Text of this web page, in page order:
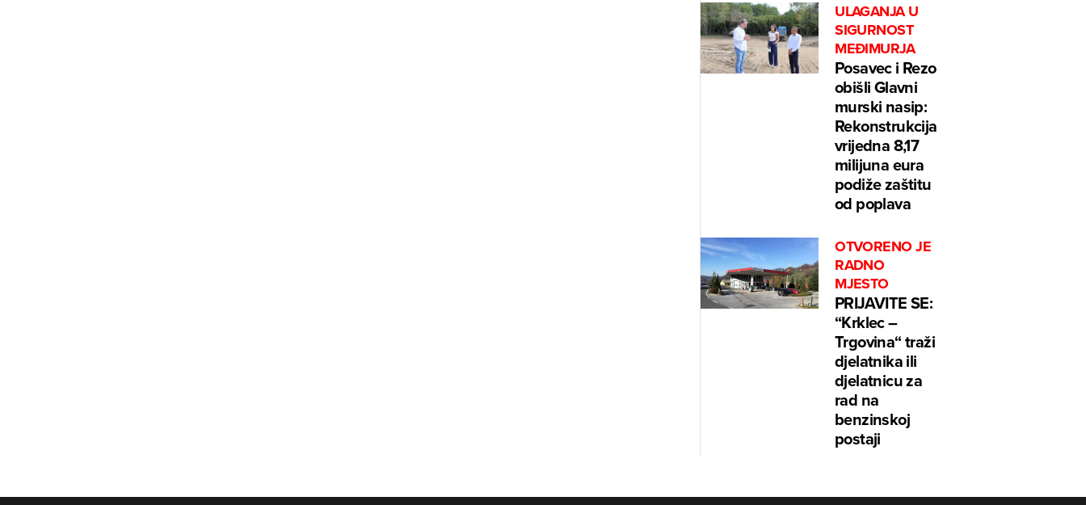
ULAGANJA U
SIGURNOST
MEĐIMURJA
Posavec i Rezo
obišli Glavni
murski nasip:
Rekonstrukcija
vrijedna 8,17
milijuna eura
podiže zaštitu
od poplava
OTVORENO JE
RADNO
MJESTO
PRIJAVITE SE:
“Krklec –
Trgovina“ traži
djelatnika ili
djelatnicu za
rad na
benzinskoj
postaji